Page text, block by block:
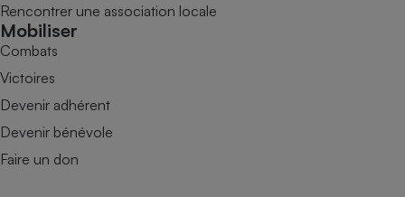
Rencontrer une association locale
Mobiliser
Combats
Victoires
Devenir adhérent
Devenir bénévole
Faire un don